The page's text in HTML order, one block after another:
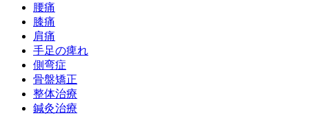
腰痛
膝痛
肩痛
手足の痺れ
側弯症
骨盤矯正
整体治療
鍼灸治療